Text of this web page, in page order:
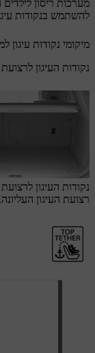
מערכות ריסון
להשתמש בנקודות
מיקומי נקודות עיגון
נקודות העיגון
נקודות העיגון
רצועת העיגון העליונה.